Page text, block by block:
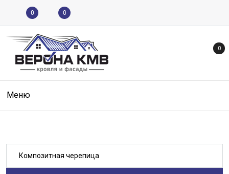
0 0
0
Меню
Композитная черепица